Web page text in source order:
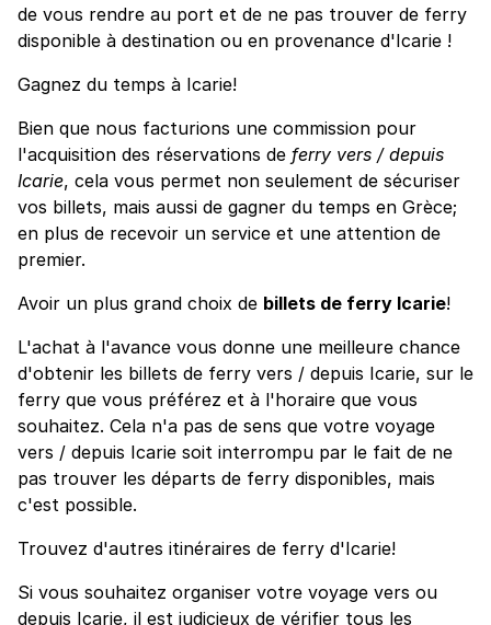
de vous rendre au port et de ne pas trouver de ferry
disponible à destination ou en provenance d'Icarie !
Gagnez du temps à Icarie!
Bien que nous facturions une commission pour
l'acquisition des réservations de ferry vers / depuis
Icarie, cela vous permet non seulement de sécuriser
vos billets, mais aussi de gagner du temps en Grèce;
en plus de recevoir un service et une attention de
premier.
Avoir un plus grand choix de billets de ferry Icarie!
L'achat à l'avance vous donne une meilleure chance
d'obtenir les billets de ferry vers / depuis Icarie, sur le
ferry que vous préférez et à l'horaire que vous
souhaitez. Cela n'a pas de sens que votre voyage
vers / depuis Icarie soit interrompu par le fait de ne
pas trouver les départs de ferry disponibles, mais
c'est possible.
Trouvez d'autres itinéraires de ferry d'Icarie!
Si vous souhaitez organiser votre voyage vers ou
depuis Icarie, il est judicieux de vérifier tous les